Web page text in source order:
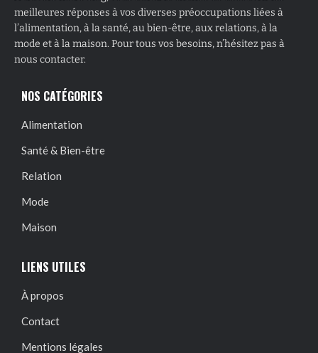
meilleures réponses à vos diverses préoccupations liées à
l’alimentation, à la santé, au bien-être, aux relations, à la
mode et à la maison. Pour tous vos besoins, n’hésitez pas à
nous contacter.
NOS CATÉGORIES
Alimentation
Santé & Bien-être
Relation
Mode
Maison
LIENS UTILES
À propos
Contact
Mentions légales